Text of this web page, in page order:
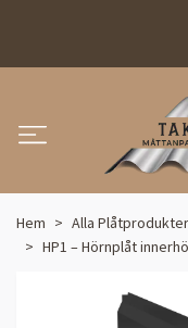
Hem
Alla Plåtprodukter
HP1 – Hörnplåt